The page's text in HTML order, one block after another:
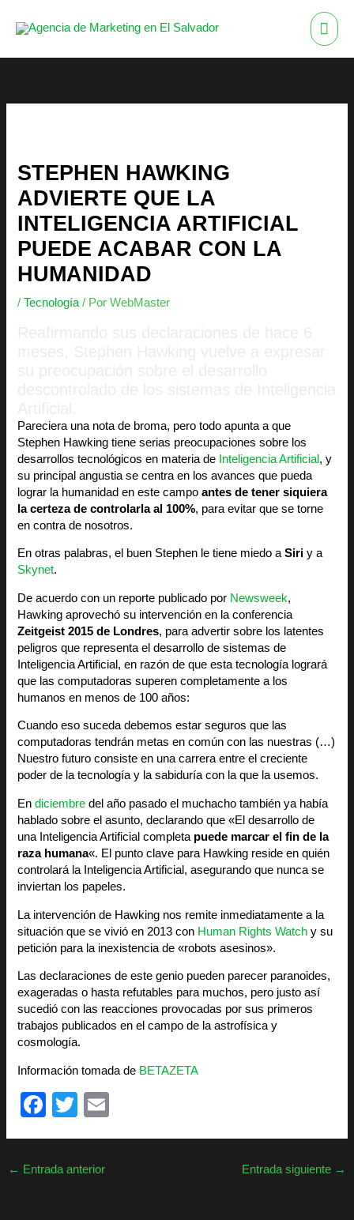
STEPHEN HAWKING
ADVIERTE QUE LA
INTELIGENCIA ARTIFICIAL
PUEDE ACABAR CON LA
HUMANIDAD
/Tecnología / PorWebMaster
Pareciera una nota de broma, pero todo apunta a que
Stephen Hawking tiene serias preocupaciones sobre los
desarrollos tecnológicos en materia de Inteligencia Artificial , y
su principal angustia se centra en los avances que pueda
lograr la humanidad en este campoantes de tener siquiera
la certeza de controlarla al 100%, para evitar que se torne
en contra de nosotros.
En otras palabras, el buen Stephen le tiene miedo aSiriy a
Skynet.
De acuerdo con un reporte publicado por Newsweek,
Hawking aprovechó su intervención en la conferencia
Zeitgeist 2015 de Londres, para advertir sobre los latentes
peligros que representa el desarrollo de sistemas de
Inteligencia Artificial, en razón de que esta tecnología logrará
que las computadoras superen completamente a los
humanos en menos de 100 años:
Cuando eso suceda debemos estar seguros que las
computadoras tendrán metas en común con las nuestras (…)
Nuestro futuro consiste en una carrera entre el creciente
poder de la tecnología y la sabiduría con la que la usemos.
Endiciembre del año pasado el muchacho también ya había
hablado sobre el asunto, declarando que «El desarrollo de
una Inteligencia Artificial completa puede marcar el fin de la
raza humana«. El punto clave para Hawking reside en quién
controlará la Inteligencia Artificial, asegurando que nunca se
inviertan los papeles.
La intervención de Hawking nos remite inmediatamente a la
situación que se vivió en 2013 con Human Rights Watch y su
petición para la inexistencia de «robots asesinos».
Las declaraciones de este genio pueden parecer paranoides,
exageradas o hasta refutables para muchos, pero justo así
sucedió con las reacciones provocadas por sus primeros
trabajos publicados en el campo de la astrofísica y
cosmología.
Información tomada de BETAZETA
F
e
T
er
← Entrada anterior Entrada siguiente →